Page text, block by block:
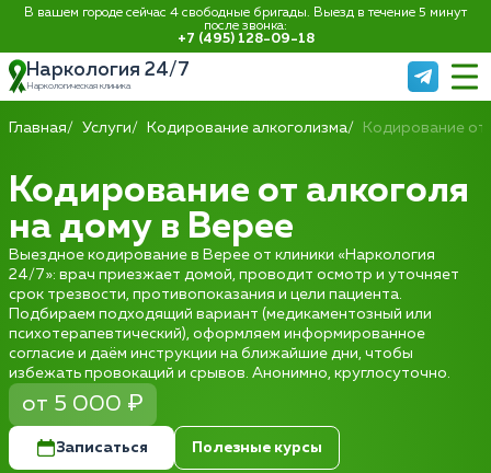
В вашем городе сейчас 4 свободные бригады. Выезд в течение 5 минут
после звонка:
+7 (495) 128-09-18
Наркология 24/7
Наркологическая клиника
Главная Услуги Кодирование алкоголизма Кодирование от
Кодирование от алкоголя
на дому в Верее
Выездное кодирование в Верее от клиники «Наркология
24/7»: врач приезжает домой, проводит осмотр и уточняет
срок трезвости, противопоказания и цели пациента.
Подбираем подходящий вариант (медикаментозный или
психотерапевтический), оформляем информированное
согласие и даём инструкции на ближайшие дни, чтобы
избежать провокаций и срывов. Анонимно, круглосуточно.
от 5 000 ₽
Записаться Полезные курсы